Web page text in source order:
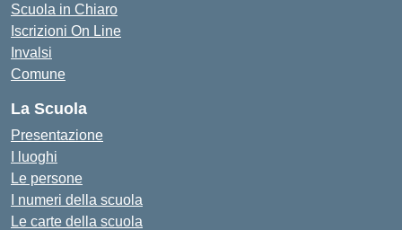
Scuola in Chiaro
Iscrizioni On Line
Invalsi
Comune
La Scuola
Presentazione
I luoghi
Le persone
I numeri della scuola
Le carte della scuola